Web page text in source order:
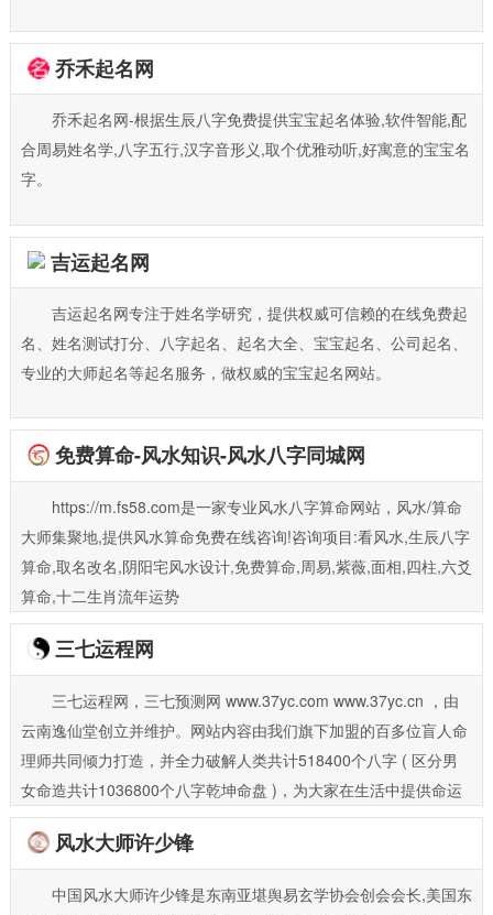
乔禾起名网
乔禾起名网-根据生辰八字免费提供宝宝起名体验,软件智能,配
合周易姓名学,八字五行,汉字音形义,取个优雅动听,好寓意的宝宝名
字。
吉运起名网
吉运起名网专注于姓名学研究，提供权威可信赖的在线免费起
名、姓名测试打分、八字起名、起名大全、宝宝起名、公司起名、
专业的大师起名等起名服务，做权威的宝宝起名网站。
免费算命-风水知识-风水八字同城网
https://m.fs58.com是一家专业风水八字算命网站，风水/算命
大师集聚地,提供风水算命免费在线咨询!咨询项目:看风水,生辰八字
算命,取名改名,阴阳宅风水设计,免费算命,周易,紫薇,面相,四柱,六爻
算命,十二生肖流年运势
三七运程网
三七运程网，三七预测网 www.37yc.com www.37yc.cn ，由
云南逸仙堂创立并维护。网站内容由我们旗下加盟的百多位盲人命
理师共同倾力打造，并全力破解人类共计518400个八字 ( 区分男
女命造共计1036800个八字乾坤命盘 )，为大家在生活中提供命运
参考和喜忌用化，并提供个性化服务。
风水大师许少锋
中国风水大师许少锋是东南亚堪舆易玄学协会创会会长,美国东